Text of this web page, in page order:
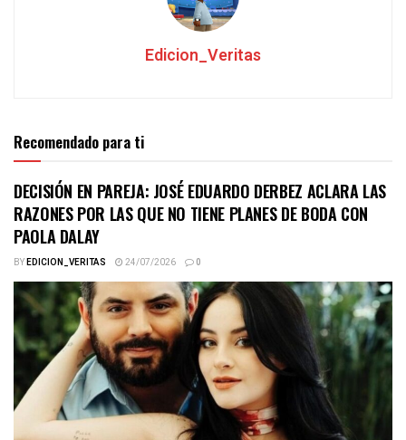
Edicion_Veritas
Recomendado para ti
DECISIÓN EN PAREJA: JOSÉ EDUARDO DERBEZ ACLARA LAS
RAZONES POR LAS QUE NO TIENE PLANES DE BODA CON
PAOLA DALAY
BYEDICION_VERITAS 24/07/2026 0